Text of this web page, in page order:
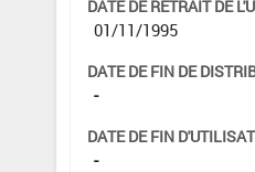
DATE DE RETRAIT DE
01/11/1995
DATE DE FIN DE
-
DATE DE FIN
-